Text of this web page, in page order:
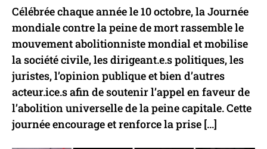
Célébrée chaque année le 10 octobre, la Journée
mondiale contre la peine de mort rassemble le
mouvement abolitionniste mondial et mobilise
la société civile, les dirigeant.e.s politiques, les
juristes, l’opinion publique et bien d’autres
acteur.ice.s afin de soutenir l’appel en faveur de
l’abolition universelle de la peine capitale. Cette
journée encourage et renforce la prise […]